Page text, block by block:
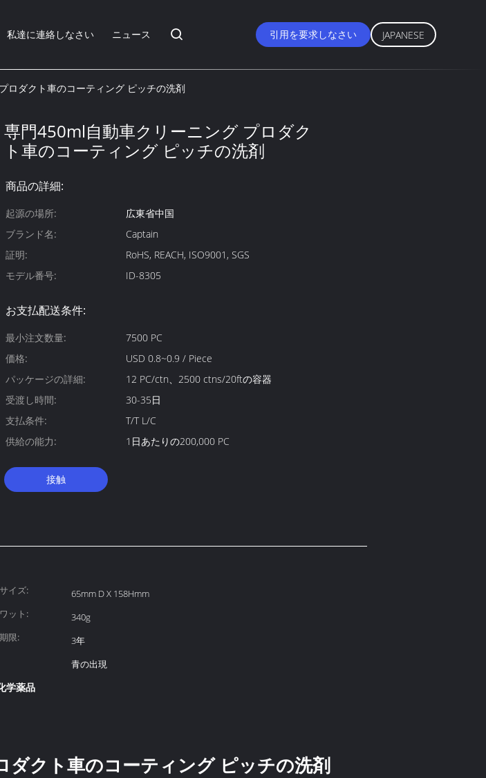
私達に連絡しなさい ニュース 引用を要求しなさい JAPANESE
ロダクト車のコーティング ピッチの洗剤
専門450ml自動車クリーニング プロダク
ト車のコーティング ピッチの洗剤
商品の詳細:
起源の場所:
広東省中国
ブランド名:
Captain
証明:
RoHS, REACH, ISO9001, SGS
モデル番号:
ID-8305
お支払配送条件:
最小注文数量:
7500 PC
価格:
USD 0.8~0.9 / Piece
パッケージの詳細:
12 PC/ctn、2500 ctns/20ftの容器
受渡し時間:
30-35日
支払条件:
T/T L/C
供給の能力:
1日あたりの200,000 PC
接触
イズ:
65mm D X 158Hmm
ット:
340g
限:
3年
青の出現
学薬品
クト車のコーティング ピッチの洗剤